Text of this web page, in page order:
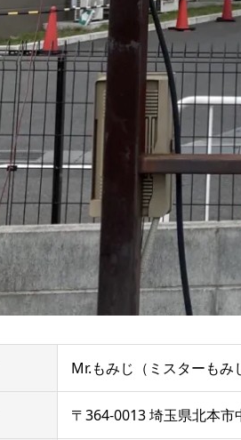
Mr.もみじ（ミスターもみ
〒364-0013 埼玉県北本市